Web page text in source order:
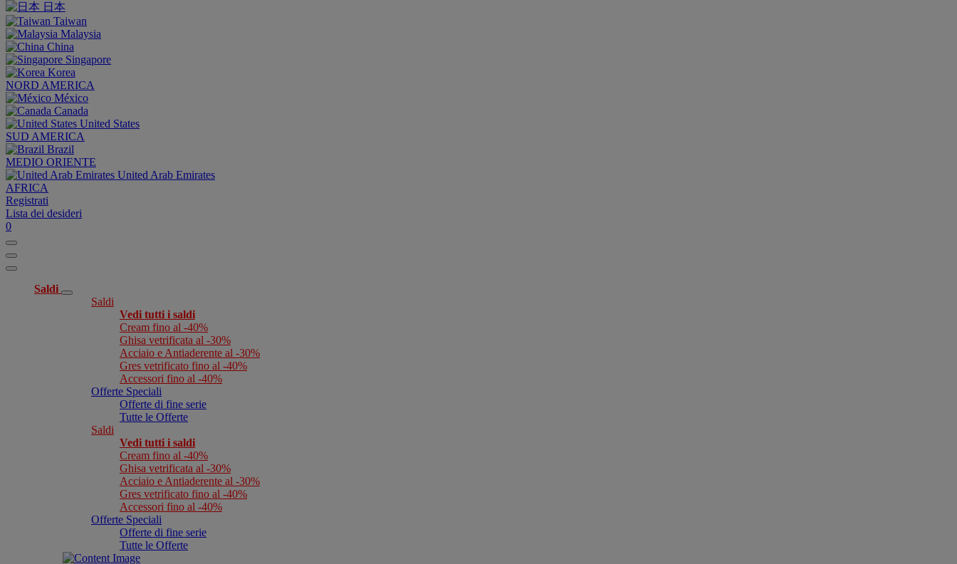
日本
Taiwan
Malaysia
China
Singapore
Korea
NORD AMERICA
México
Canada
United States
SUD AMERICA
Brazil
MEDIO ORIENTE
United Arab Emirates
AFRICA
Registrati
Lista dei desideri
0
Saldi
Saldi
Vedi tutti i saldi
Cream fino al -40%
Ghisa vetrificata al -30%
Acciaio e Antiaderente al -30%
Gres vetrificato fino al -40%
Accessori fino al -40%
Offerte Speciali
Offerte di fine serie
Tutte le Offerte
Saldi
Vedi tutti i saldi
Cream fino al -40%
Ghisa vetrificata al -30%
Acciaio e Antiaderente al -30%
Gres vetrificato fino al -40%
Accessori fino al -40%
Offerte Speciali
Offerte di fine serie
Tutte le Offerte